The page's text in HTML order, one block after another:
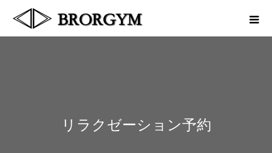
リラクゼーション予約